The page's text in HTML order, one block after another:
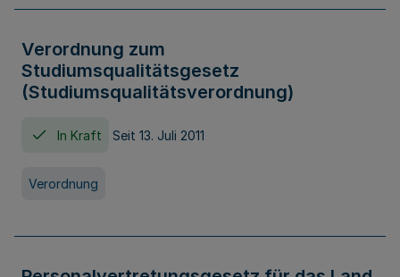
Verordnung zum
Studiumsqualitätsgesetz
(Studiumsqualitätsverordnung)
In Kraft Seit 13. Juli 2011
Verordnung